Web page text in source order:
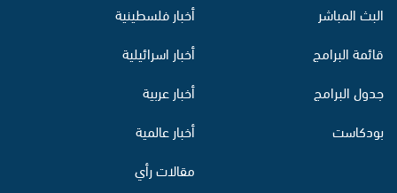
البث المباشر
قائمة البرامج
جدول البرامج
بودكاست
أخبار فلسطينية
أخبار اسرائيلية
أخبار عربية
أخبار عالمية
مقالات رأي